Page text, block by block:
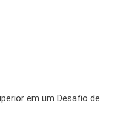
em um Desafio de